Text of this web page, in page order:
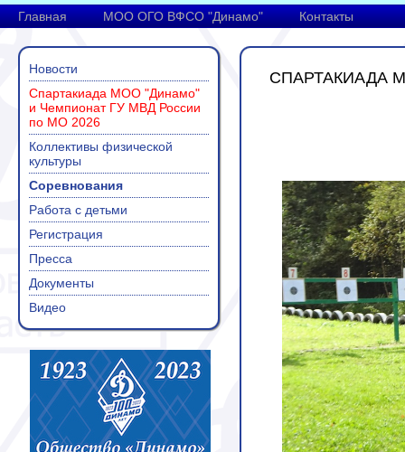
Главная МОО ОГО ВФСО "Динамо" Контакты
Новости
Спартакиада МОО "Динамо"
и Чемпионат ГУ МВД России
по МО 2026
Коллективы физической
культуры
Соревнования
Работа с детьми
Регистрация
Пресса
Документы
Видео
СПАРТАКИАДА